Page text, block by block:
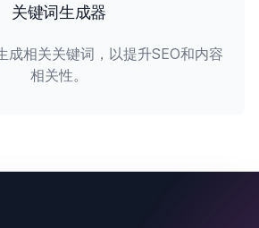
关键词生成器
成相关关键词，以提升SEO和内容
相关性。